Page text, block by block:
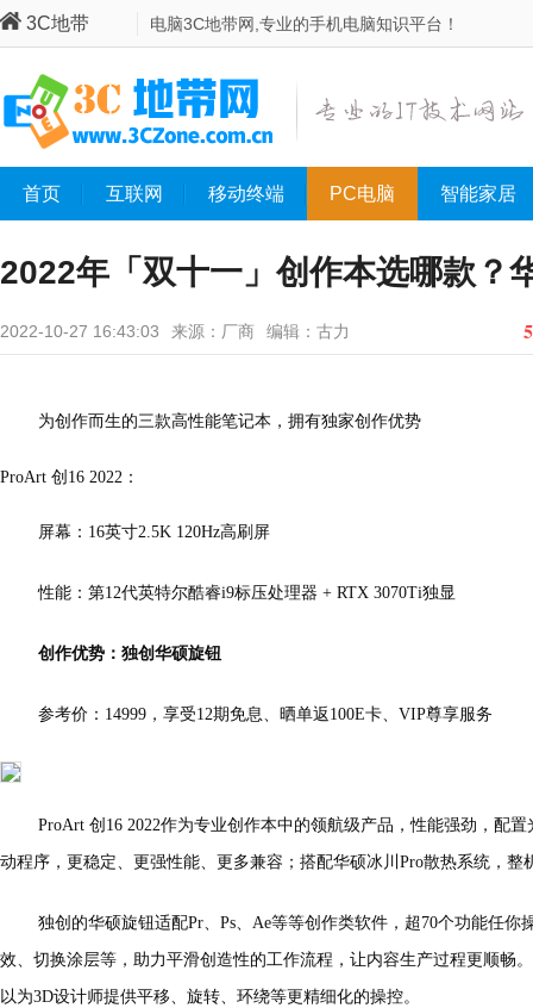
3C地带 电脑3C地带网,专业的手机电脑知识平台！
首页 互联网 移动终端 PC电脑 智能家居
2022年「双十一」创作本选哪款？
2022-10-27 16:43:03 来源：厂商 编辑：古力
为创作而生的三款高性能笔记本，拥有独家创作优势
ProArt 创16 2022：
屏幕：16英寸2.5K 120Hz高刷屏
性能：第12代英特尔酷睿i9标压处理器 + RTX 3070Ti独显
创作优势：独创华硕旋钮
参考价：14999，享受12期免息、晒单返100E卡、VIP尊享服务
ProArt 创16 2022作为专业创作本中的领航级产品，性能强劲，配
动程序，更稳定、更强性能、更多兼容；搭配华硕冰川Pro散热系统，整
独创的华硕旋钮适配Pr、Ps、Ae等等创作类软件，超70个功能任
效、切换涂层等，助力平滑创造性的工作流程，让内容生产过程更顺畅
以为3D设计师提供平移、旋转、环绕等更精细化的操控。